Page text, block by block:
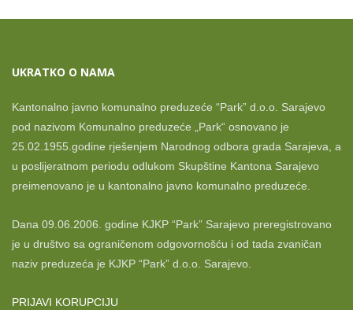
UKRATKO O NAMA
Kantonalno javno komunalno preduzeće “Park” d.o.o. Sarajevo
pod nazivom Komunalno preduzeće „Park“ osnovano je
25.02.1955.godine rješenjem Narodnog odbora grada Sarajeva, a
u poslijeratnom periodu odlukom Skupštine Kantona Sarajevo
preimenovano je u kantonalno javno komunalno preduzeće.
Dana 09.06.2006. godine KJKP “Park” Sarajevo preregistrovano
je u društvo sa ograničenom odgovornošću i od tada zvaničan
naziv preduzeća je KJKP “Park” d.o.o. Sarajevo.
PRIJAVI KORUPCIJU